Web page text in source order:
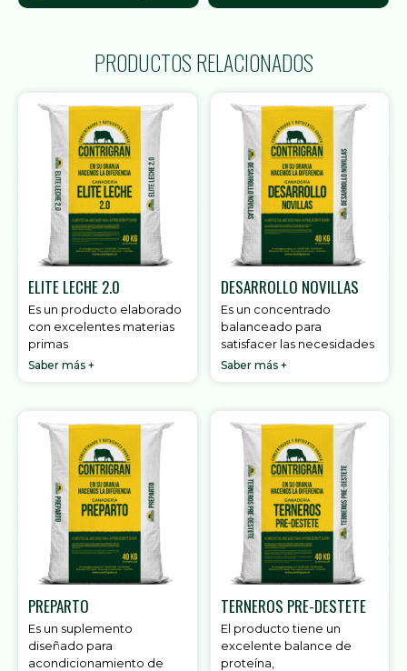
PRODUCTOS RELACIONADOS
ELITE LECHE 2.0
Es un producto elaborado
con excelentes materias
primas
Saber más +
DESARROLLO NOVILLAS
Es un concentrado
balanceado para
satisfacer las necesidades
Saber más +
PREPARTO
Es un suplemento
diseñado para
acondicionamiento de
TERNEROS PRE-DESTETE
El producto tiene un
excelente balance de
proteína,